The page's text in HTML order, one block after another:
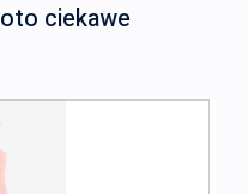
oto ciekawe